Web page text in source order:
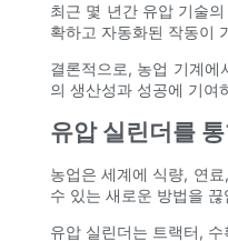
최근 몇 년간 유압 기술
확하고 자동화된 작동이
결론적으로, 농업 기계에
의 생산성과 성공에 기여
유압 실린더를
농업은 세계에 식량, 연
수 있는 새로운 방법을
유압 실린더는 트랙터,